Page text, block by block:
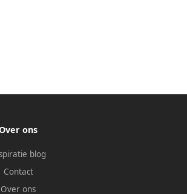
ons
blog
Contact
Over ons